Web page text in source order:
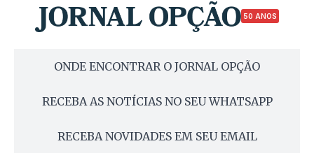
50 ANOS
ONDE ENCONTRAR O JORNAL OPÇÃO
RECEBA AS NOTÍCIAS NO SEU WHATSAPP
RECEBA NOVIDADES EM SEU EMAIL